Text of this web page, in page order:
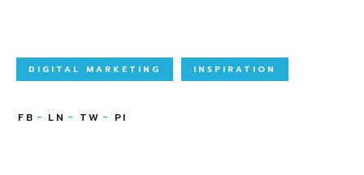
DIGITAL MARKETING INSPIRATION